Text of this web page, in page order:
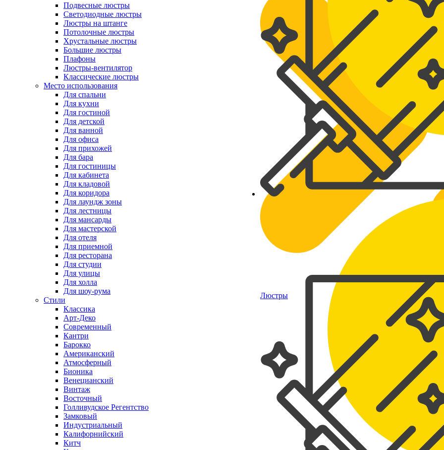
Люстры
Подвесные люстры
Светодиодные люстры
Люстры на штанге
Потолочные люстры
Хрустальные люстры
Большие люстры
Плафоны
Люстры-вентилятор
Классические люстры
Место использования
Для спальни
Для кухни
Для гостиной
Для детской
Для ванной
Для офиса
Для прихожей
Для бара
Для гостиницы
Для кабинета
Для кладовой
Для коридора
Для лаундж зоны
Для лестницы
Для мансарды
Для мастерской
Для отеля
Для приемной
Для ресторана
Для студии
Для улицы
Для холла
Для шоу-рума
Стили
Классика
Арт-Деко
Современный
Кантри
Барокко
Американский
Атмосферный
Бионика
Венецианский
Винтаж
Восточный
Голливудское Регентство
Замковый
Индустриальный
Калифорнийский
Китч